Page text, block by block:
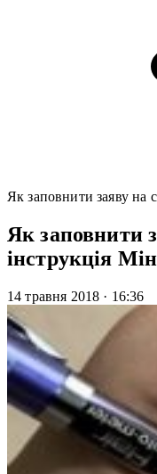
Як заповнити заяву на
Як заповнити
інструкція
14 травня 2018 · 16:36